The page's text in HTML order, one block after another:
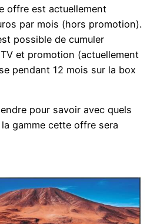
offre est actuellement
par mois (hors promotion).
possible de cumuler
et promotion (actuellement
pendant 12 mois sur la box
pour savoir avec quels
gamme cette offre sera